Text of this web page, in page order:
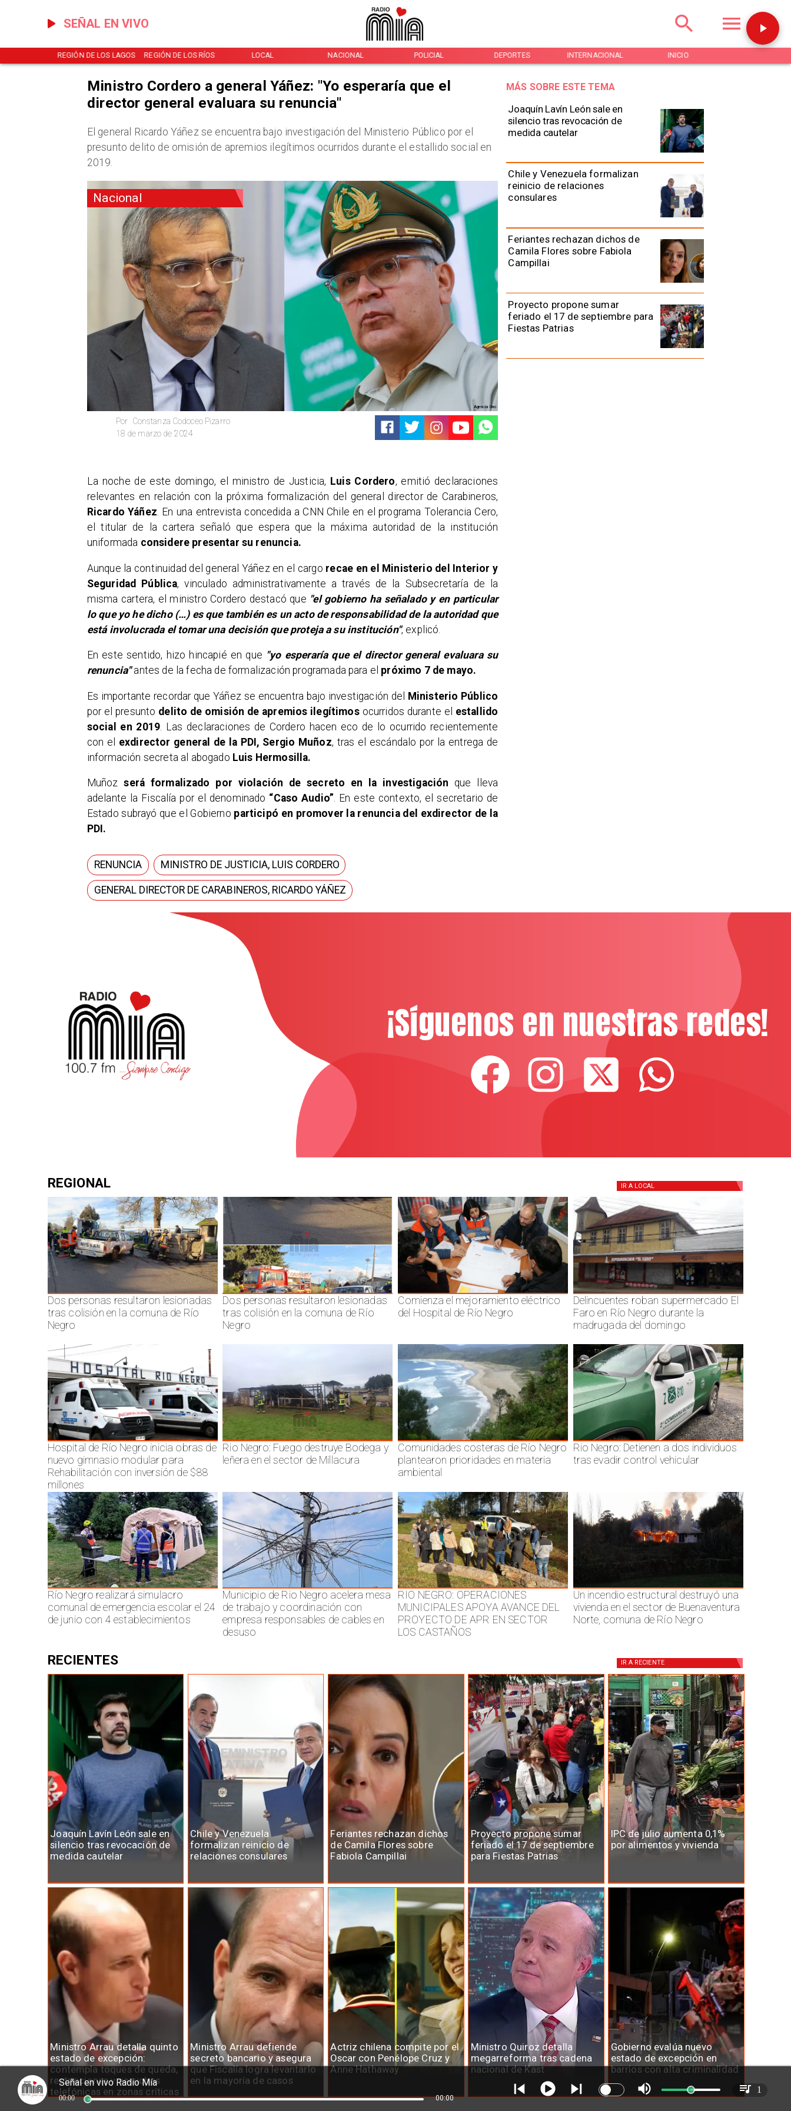
SEÑAL EN VIVO
REGIÓN DE LOS LAGOS REGIÓN DE LOS RÍOS LOCAL NACIONAL POLICIAL DEPORTES INTERNACIONAL INICIO
Nacional
Constanza Codoceo Pizarro
Por
18 de marzo de 2024
Agencia Uno
Joaquín Lavín León sale en
silencio tras revocación de
medida cautelar
Chile y Venezuela formalizan
reinicio de relaciones
consulares
Feriantes rechazan dichos de
Camila Flores sobre Fabiola
Campillai
Proyecto propone sumar
feriado el 17 de septiembre para
Fiestas Patrias
MÁS SOBRE ESTE TEMA
Ministro Cordero a general Yáñez: "Yo esperaría que el
director general evaluara su renuncia"
​El general Ricardo Yáñez se encuentra bajo investigación del Ministerio Público por el
presunto delito de omisión de apremios ilegítimos ocurridos durante el estallido social en
2019.
​La noche de este domingo, el ministro de Justicia, Luis Cordero, emitió declaraciones
relevantes en relación con la próxima formalización del general director de Carabineros,
Ricardo Yáñez. En una entrevista concedida a CNN Chile en el programa Tolerancia Cero,
el titular de la cartera señaló que espera que la máxima autoridad de la institución
uniformada considere presentar su renuncia.
​Aunque la continuidad del general Yáñez en el cargo recae en el Ministerio del Interior y
Seguridad Pública, vinculado administrativamente a través de la Subsecretaría de la
misma cartera, el ministro Cordero destacó que "el gobierno ha señalado y en particular
lo que yo he dicho (…) es que también es un acto de responsabilidad de la autoridad que
está involucrada el tomar una decisión que proteja a su institución", explicó.
​En este sentido, hizo hincapié en que "yo esperaría que el director general evaluara su
renuncia"antes de la fecha de formalización programada para el próximo 7 de mayo.
​Es importante recordar que Yáñez se encuentra bajo investigación del Ministerio Público
por el presunto delito de omisión de apremios ilegítimos ocurridos durante el estallido
social en 2019 . Las declaraciones de Cordero hacen eco de lo ocurrido recientemente
con el exdirector general de la PDI, Sergio Muñoz, tras el escándalo por la entrega de
información secreta al abogado Luis Hermosilla.
Muñozserá formalizado por violación de secreto en la investigación que lleva
adelante la Fiscalía por el denominado “Caso Audio”. En este contexto, el secretario de
Estado subrayó que el Gobierno participó en promover la renuncia del exdirector de la
PDI.
RENUNCIA MINISTRO DE JUSTICIA, LUIS CORDERO
GENERAL DIRECTOR DE CARABINEROS, RICARDO YÁÑEZ
¡Síguenos en nuestras redes!
REGIONAL IR A LOCAL
Dos personas resultaron lesionadas
tras colisión en la comuna de Río
Negro
Dos personas resultaron lesionadas
tras colisión en la comuna de Río
Negro
Comienza el mejoramiento eléctrico
del Hospital de Río Negro
Delincuentes roban supermercado El
Faro en Río Negro durante la
madrugada del domingo
Hospital de Río Negro inicia obras de
nuevo gimnasio modular para
Rehabilitación con inversión de $88
millones
Rio Negro: Fuego destruye Bodega y
leñera en el sector de Millacura
Comunidades costeras de Río Negro
plantearon prioridades en materia
ambiental
Rio Negro: Detienen a dos individuos
tras evadir control vehicular
Río Negro realizará simulacro
comunal de emergencia escolar el 24
de junio con 4 establecimientos
Municipio de Rio Negro acelera mesa
de trabajo y coordinación con
empresa responsables de cables en
desuso
RIO NEGRO: OPERACIONES
MUNICIPALES APOYA AVANCE DEL
PROYECTO DE APR EN SECTOR
LOS CASTAÑOS
Un incendio estructural destruyó una
vivienda en el sector de Buenaventura
Norte, comuna de Río Negro
Joaquín Lavín León sale en
silencio tras revocación de
medida cautelar
Chile y Venezuela
formalizan reinicio de
relaciones consulares
Feriantes rechazan dichos
de Camila Flores sobre
Fabiola Campillai
Proyecto propone sumar
feriado el 17 de septiembre
para Fiestas Patrias
IPC de julio aumenta 0,1%
por alimentos y vivienda
Ministro Arrau detalla quinto
estado de excepción:
contempla toques de queda,
restricciones y escuchas
telefónicas en zonas críticas
Ministro Arrau defiende
secreto bancario y asegura
que Fiscalía logra levantarlo
en la mayoría de casos
Actriz chilena compite por el
Oscar con Penélope Cruz y
Anne Hathaway
Ministro Quiroz detalla
megarreforma tras cadena
nacional de Kast
Gobierno evalúa nuevo
estado de excepción en
barrios con alta criminalidad
RECIENTES IR A RECIENTE
Señal en vivo Radio Mía
00:00 00:00
1